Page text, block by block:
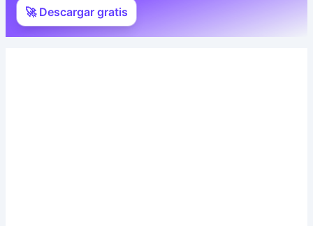
🚀 Descargar gratis